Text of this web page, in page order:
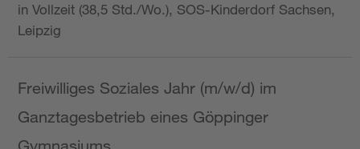
in Vollzeit (38,5 Std./Wo.), SOS-Kinderdorf Sachsen,
Leipzig
Freiwilliges Soziales Jahr (m/w/d) im
Ganztagesbetrieb eines Göppinger